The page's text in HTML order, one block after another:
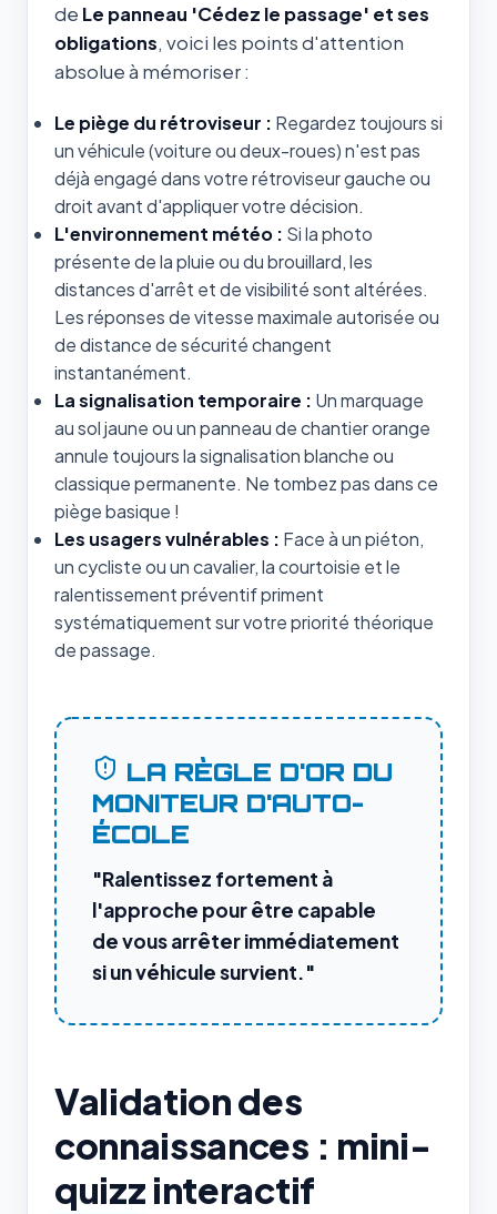
de Le panneau 'Cédez le passage' et ses
obligations, voici les points d'attention
absolue à mémoriser :
Le piège du rétroviseur : Regardez toujours si
un véhicule (voiture ou deux-roues) n'est pas
déjà engagé dans votre rétroviseur gauche ou
droit avant d'appliquer votre décision.
L'environnement météo : Si la photo
présente de la pluie ou du brouillard, les
distances d'arrêt et de visibilité sont altérées.
Les réponses de vitesse maximale autorisée ou
de distance de sécurité changent
instantanément.
La signalisation temporaire : Un marquage
au sol jaune ou un panneau de chantier orange
annule toujours la signalisation blanche ou
classique permanente. Ne tombez pas dans ce
piège basique !
Les usagers vulnérables : Face à un piéton,
un cycliste ou un cavalier, la courtoisie et le
ralentissement préventif priment
systématiquement sur votre priorité théorique
de passage.
LA RÈGLE D'OR DU
MONITEUR D'AUTO-
ÉCOLE
"Ralentissez fortement à
l'approche pour être capable
de vous arrêter immédiatement
si un véhicule survient."
Validation des
connaissances : mini-
quizz interactif